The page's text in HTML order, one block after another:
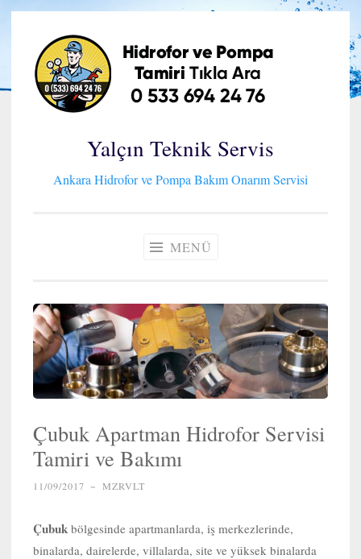
İçeriğe
geç
Yalçın Teknik Servis
Ankara Hidrofor ve Pompa Bakım Onarım Servisi
MENÜ
Çubuk Apartman Hidrofor Servisi
Tamiri ve Bakımı
11/09/2017 ~ MZRVLT
Çubuk bölgesinde apartmanlarda, iş merkezlerinde,
binalarda, dairelerde, villalarda, site ve yüksek binalarda